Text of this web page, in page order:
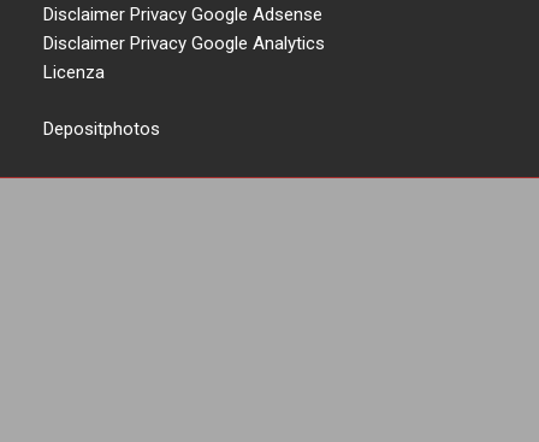
Disclaimer Privacy Google Adsense
Disclaimer Privacy Google Analytics
Licenza
Depositphotos